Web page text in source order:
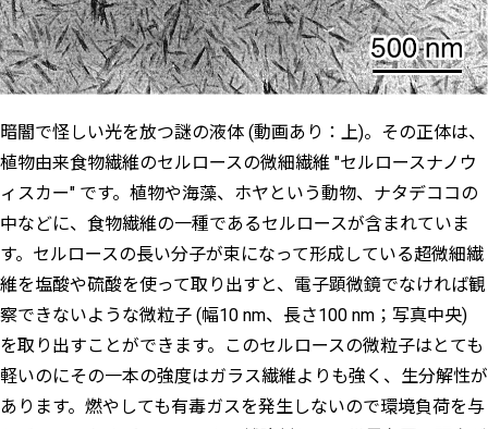
暗闇で怪しい光を放つ謎の液体 (動画あり：上)。その正体は、
植物由来食物繊維のセルロースの微細繊維 "セルロースナノウ
ィスカー" です。植物や海藻、ホヤという動物、ナタデココの
中などに、食物繊維の一種であるセルロースが含まれていま
す。セルロースの長い分子が束になって形成している超微細繊
維を塩酸や硫酸を使って取り出すと、電子顕微鏡でなければ観
察できないような微粒子 (幅10 nm、長さ100 nm；写真中央)
を取り出すことができます。このセルロースの微粒子はとても
軽いのにその一本の強度はガラス繊維よりも強く、生分解性が
あります。燃やしても有毒ガスを発生しないので環境負荷を与